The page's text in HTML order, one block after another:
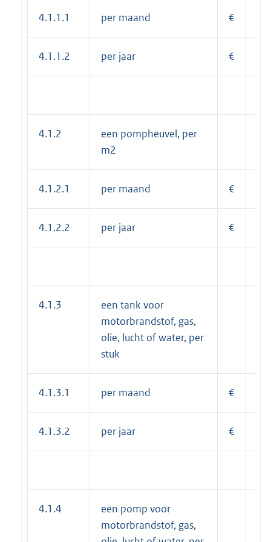
4.1.1.1 per maand €
4.1.1.2 per jaar €
4.1.2
een pompheuvel, per
m2
4.1.2.1 per maand €
4.1.2.2 per jaar €
4.1.3
een tank voor
motorbrandstof, gas,
olie, lucht of water, per
stuk
4.1.3.1 per maand €
4.1.3.2 per jaar €
4.1.4
een pomp voor
motorbrandstof, gas,